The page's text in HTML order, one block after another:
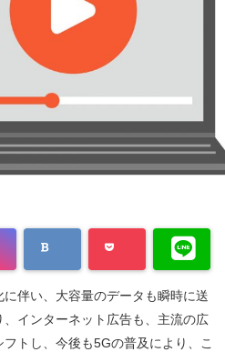
伴い、大容量のデータも瞬時に送
インターネット広告も、主流の広
トし、今後も5Gの普及により、こ